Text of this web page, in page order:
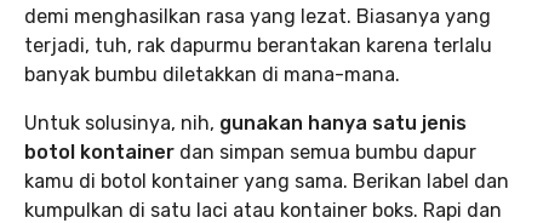
demi menghasilkan rasa yang lezat. Biasanya yang
terjadi, tuh, rak dapurmu berantakan karena terlalu
banyak bumbu diletakkan di mana-mana.
Untuk solusinya, nih, gunakan hanya satu jenis
botol kontainer dan simpan semua bumbu dapur
kamu di botol kontainer yang sama. Berikan label dan
kumpulkan di satu laci atau kontainer boks. Rapi dan